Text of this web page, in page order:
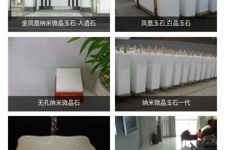
金凤凰纳米微晶玉石-人造石 凤凰玉石,白晶玉石
无孔纳米微晶石 纳米微晶玉石一代